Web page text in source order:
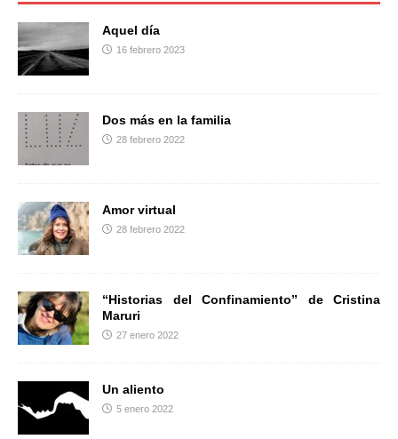
o
o
k
e
r
r
Aquel día
16 febrero 2023
Dos más en la familia
28 febrero 2022
Amor virtual
28 febrero 2022
“Historias del Confinamiento” de Cristina
Maruri
27 enero 2022
Un aliento
5 enero 2022